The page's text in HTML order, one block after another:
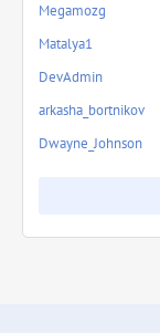
Megamozg
Matalya1
DevAdmin
arkasha_bortnikov
Dwayne_Johnson